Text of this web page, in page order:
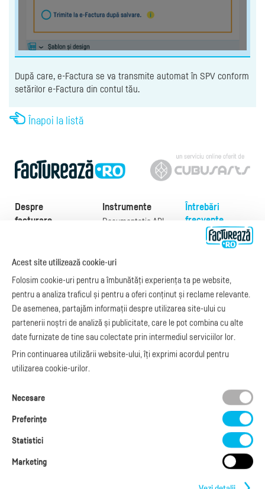
După care, e-Factura se va transmite automat în SPV conform
setărilor e-Factura din contul tău.
Înapoi la listă
Despre
facturare
Exemple de facturi
Model factură
Manual de
facturare
Legislaţie facturi
Facturare online
blog.factureaza.ro
Instrumente
Documentație API
e-Factura B2C
API e-Factura
e-Transport
Integrare Stripe
Integrare
SmartFintech
Integrare PrestaShop
Întrebări
frecvente
Despre noi
ajutor?
L-V: 09:00 - 17:00
0368 409 233
office@factureaza.ro
Acest site utilizează cookie-uri
Folosim cookie-uri pentru a îmbunătăți experiența ta pe website,
pentru a analiza traficul și pentru a oferi conținut și reclame relevante.
De asemenea, partajăm informații despre utilizarea site-ului cu
partenerii noștri de analiză și publicitate, care le pot combina cu alte
date furnizate de tine sau colectate prin intermediul serviciilor lor.
Prin continuarea utilizării website-ului, îți exprimi acordul pentru
utilizarea cookie-urilor.
Necesare
Preferinţe
Statistici
Marketing